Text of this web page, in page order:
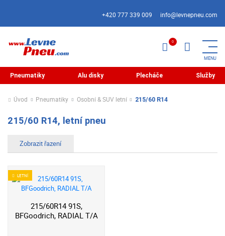
+420 777 339 009 info@levnepneu.com
Pneumatiky Alu disky Plecháče Služby
Úvod Pneumatiky Osobní & SUV letní 215/60 R14
215/60 R14, letní pneu
LETNÍ
215/60R14 91S,
BFGoodrich, RADIAL T/A